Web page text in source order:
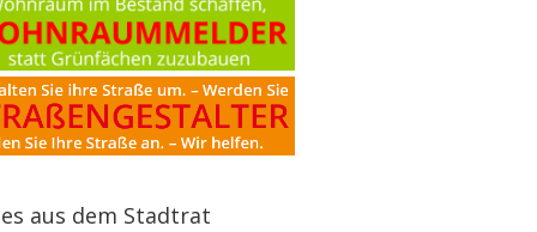
aus dem Stadtrat